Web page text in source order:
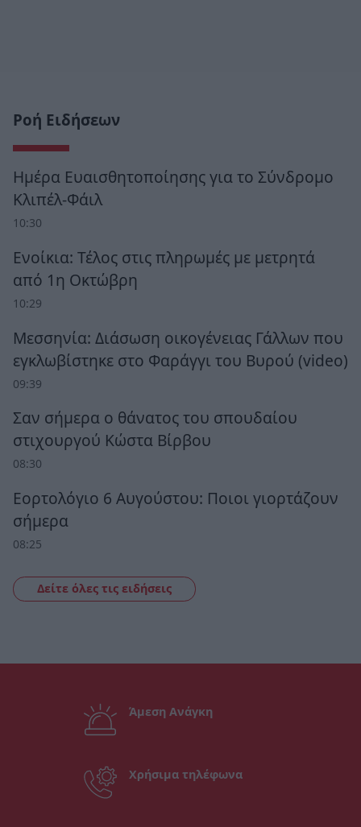
Ροή Ειδήσεων
Ημέρα Ευαισθητοποίησης για το Σύνδρομο
Κλιπέλ-Φάιλ
10:30
Ενοίκια: Τέλος στις πληρωμές με μετρητά
από 1η Οκτώβρη
10:29
Μεσσηνία: Διάσωση οικογένειας Γάλλων που
εγκλωβίστηκε στο Φαράγγι του Βυρού (video)
09:39
Σαν σήμερα ο θάνατος του σπουδαίου
στιχουργού Κώστα Βίρβου
08:30
Εορτολόγιο 6 Αυγούστου: Ποιοι γιορτάζουν
σήμερα
08:25
Δείτε όλες τις ειδήσεις
Άμεση Ανάγκη
Χρήσιμα τηλέφωνα